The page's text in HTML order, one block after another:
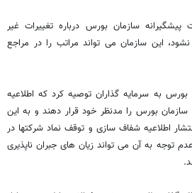
پیشگیرانه سازمان بورس درباره تغییرات غیر
این سازمان می تواند مراتب را در مراجع
بورس به سرمایه گذاران توصیه کرد که اطلاعیه
بورس را مدنظر خود قرار دهند و به این
اطلاعیه شفاف سازی و توقف نماد شرکتها در
توجه به آن می تواند زیان های جبران ناپذیری